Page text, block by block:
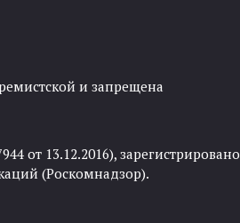
и запрещена
от 13.12.2016), зарегистрировано
(Роскомнадзор).